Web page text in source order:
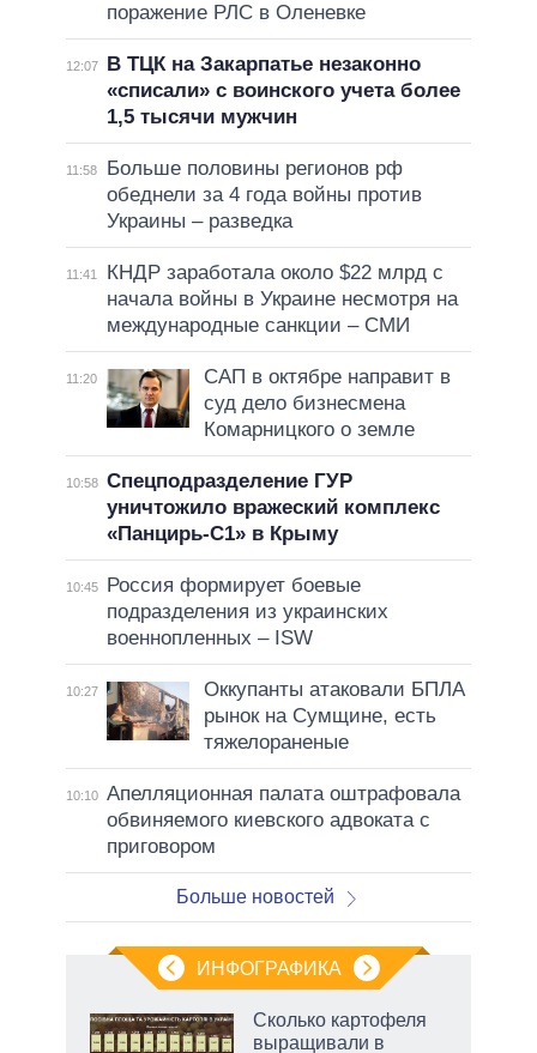
поражение РЛС в Оленевке
12:07
В ТЦК на Закарпатье незаконно
«списали» с воинского учета более
1,5 тысячи мужчин
11:58
Больше половины регионов рф
обеднели за 4 года войны против
Украины – разведка
11:41
КНДР заработала около $22 млрд с
начала войны в Украине несмотря на
международные санкции – СМИ
11:20
САП в октябре направит в
суд дело бизнесмена
Комарницкого о земле
10:58 Спецподразделение ГУР
уничтожило вражеский комплекс
«Панцирь-С1» в Крыму
10:45
Россия формирует боевые
подразделения из украинских
военнопленных – ISW
10:27
Оккупанты атаковали БПЛА
рынок на Сумщине, есть
тяжелораненые
10:10 Апелляционная палата оштрафовала
обвиняемого киевского адвоката с
приговором
Больше новостей
ИНФОГРАФИКА
Сколько картофеля
выращивали в